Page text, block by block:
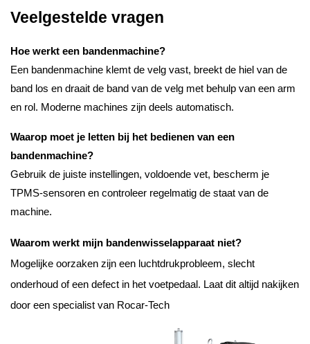
Veelgestelde vragen
Hoe werkt een bandenmachine?
Een bandenmachine klemt de velg vast, breekt de hiel van de
band los en draait de band van de velg met behulp van een arm
en rol. Moderne machines zijn deels automatisch.
Waarop moet je letten bij het bedienen van een
bandenmachine?
Gebruik de juiste instellingen, voldoende vet, bescherm je
TPMS-sensoren en controleer regelmatig de staat van de
machine.
Waarom werkt mijn bandenwisselapparaat niet?
Mogelijke oorzaken zijn een luchtdrukprobleem, slecht
onderhoud of een defect in het voetpedaal. Laat dit altijd nakijken
door een specialist van Rocar-Tech